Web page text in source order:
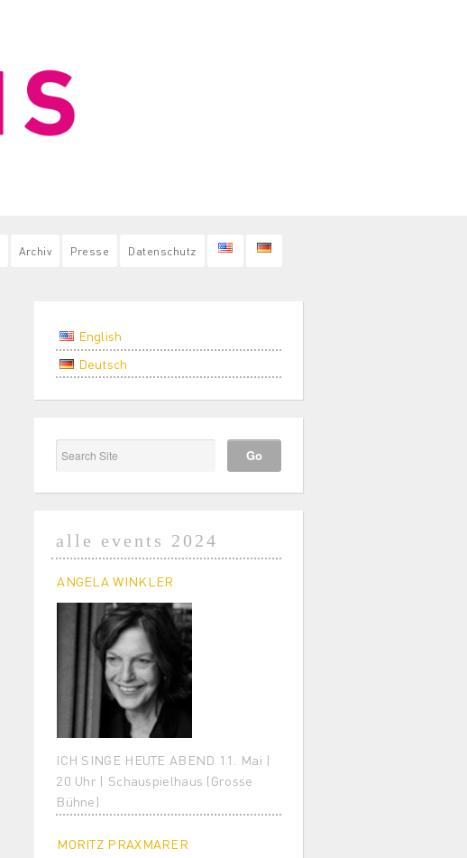
Archiv Presse Datenschutz
English
Deutsch
alle events 2024
ANGELA WINKLER
ICH SINGE HEUTE ABEND 11. Mai |
20 Uhr | Schauspielhaus (Grosse
Bühne)
MORITZ PRAXMARER